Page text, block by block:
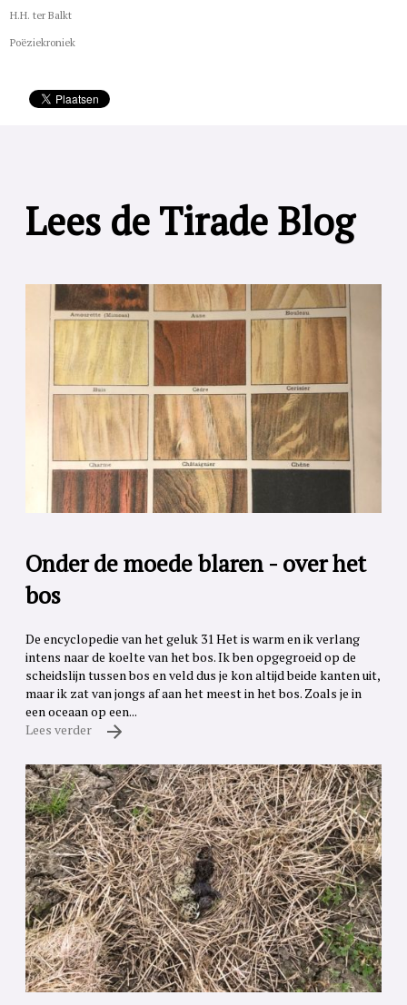
H.H. ter Balkt
Poëziekroniek
Lees de Tirade Blog
Onder de moede blaren - over het
bos
De encyclopedie van het geluk 31 Het is warm en ik verlang
intens naar de koelte van het bos. Ik ben opgegroeid op de
scheidslijn tussen bos en veld dus je kon altijd beide kanten uit,
maar ik zat van jongs af aan het meest in het bos. Zoals je in
een oceaan op een...
Lees verder